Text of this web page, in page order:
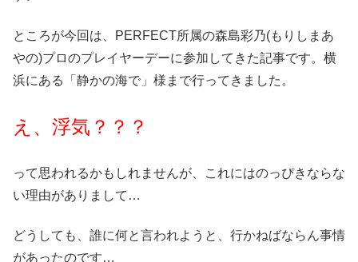
ところが今回は、PERFECT所属の森島彩乃(もりしまあ
やの)プロのプレイヤーデーに参加してきた記事です。横
浜にある「静かの海で」様まで行ってきました。
え、浮気？？？
って思われるかもしれませんが、これにはのっぴきならな
い理由がありまして…
どうしても、誰に何と言われようと、行かねばならん事情
があったのです…